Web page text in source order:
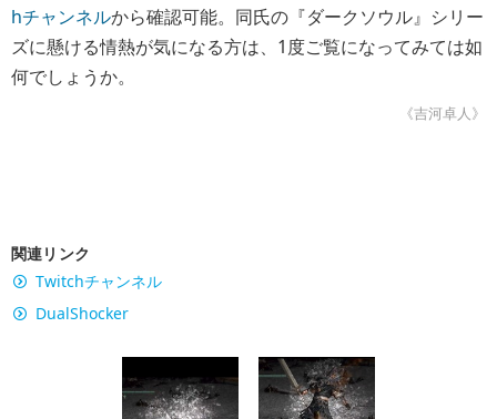
hチャンネルから確認可能。同氏の『ダークソウル』シリー
ズに懸ける情熱が気になる方は、1度ご覧になってみては如
何でしょうか。
《吉河卓人》
関連リンク
Twitchチャンネル
DualShocker